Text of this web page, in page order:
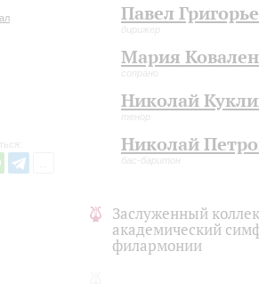
Павел
дирижер
Мария
сопрано
Николай
тенор
Николай
бас-баритон
Заслуженный
академический
филармонии